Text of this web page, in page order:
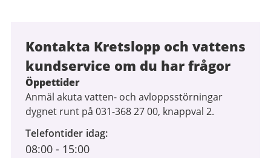
Kontakta Kretslopp och vattens
kundservice om du har frågor
Öppettider
Anmäl akuta vatten- och avloppsstörningar
dygnet runt på 031-368 27 00, knappval 2.
Telefontider idag
08:00 - 15:00